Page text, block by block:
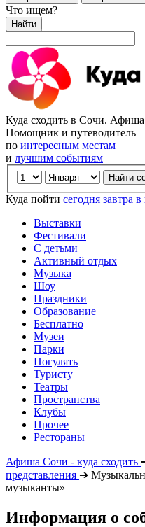
Что ищем?
Найти
Куда сходить в Сочи. Афиша
Помощник и путеводитель
по интересным местам
и лучшим событиям
Куда пойти сегодня завтра в
Выставки
Фестивали
С детьми
Активный отдых
Музыка
Шоу
Праздники
Образование
Бесплатно
Музеи
Парки
Погулять
Туристу
Театры
Пространства
Клубы
Прочее
Рестораны
Афиша Сочи - куда сходить
представления ➔
музыканты»
Информация о